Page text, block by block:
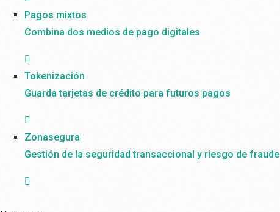
Pagos mixtos
Combina dos medios de pago digitales
Tokenización
Guarda tarjetas de crédito para futuros pagos
Zonasegura
Gestión de la seguridad transaccional y riesgo de fraude